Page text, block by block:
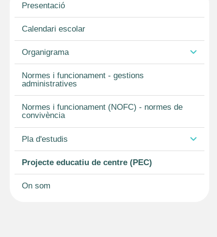
Presentació
Calendari escolar
Organigrama
Normes i funcionament - gestions
administratives
Normes i funcionament (NOFC) - normes de
convivència
Pla d'estudis
Projecte educatiu de centre (PEC)
On som